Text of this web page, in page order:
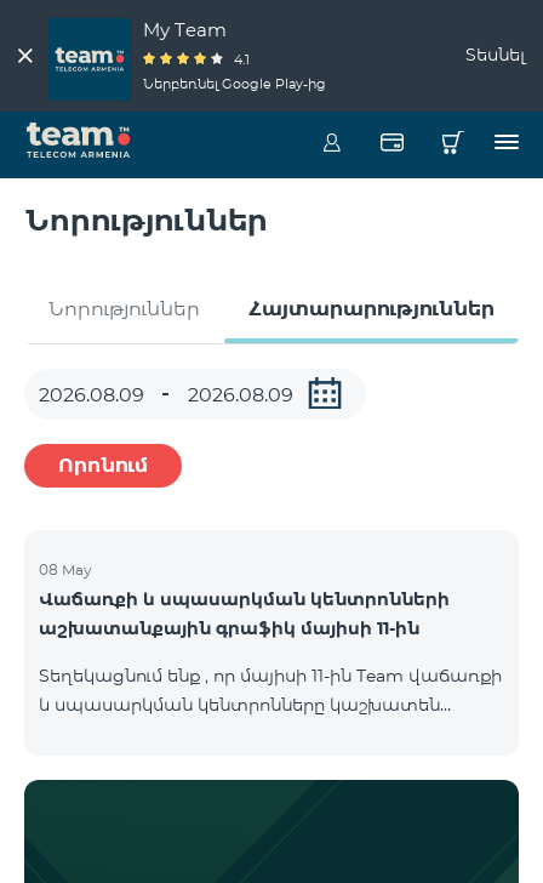
My Team
4.1
Ներբեռնել Google Play-ից
Տեսնել
Նորություններ
Նորություններ Հայտարարություններ
Որոնում
08 May
Վաճառքի և սպասարկման կենտրոնների
աշխատանքային գրաֆիկ մայիսի 11-ին
Տեղեկացնում ենք , որ մայիսի 11-ին Team վաճառքի
և սպասարկման կենտրոնները կաշխատեն